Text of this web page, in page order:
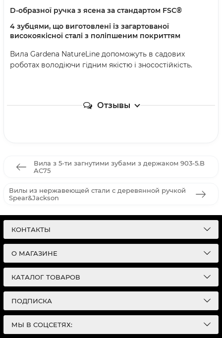
D-образної ручка з ясена за стандартом FSC®
4 зубцями, що виготовлені із загартованої
високоякісної сталі з поліпшеним покриттям
Вила Gardena NatureLine допоможуть в садових
роботах володіючи гідним якістю і зносостійкість.
Отзывы
Вила з 5-ти загнутими зубами з держаком 903-5.B
AC75
Вилы из нержавеющей стали с деревянной ручкой
Spear&Jackson
КОНТАКТЫ
О МАГАЗИНЕ
КАТАЛОГ ТОВАРОВ
ПОДПИСКА
МЫ В СОЦСЕТЯХ: